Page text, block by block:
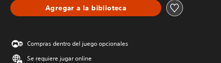
Agregar a la biblioteca
Compras dentro del juego opcionales
Se requiere jugar online